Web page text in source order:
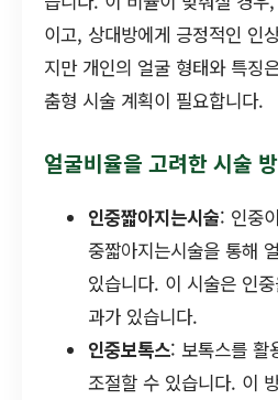
이고, 상대방에게 긍정적인 인
지만 개인의 얼굴 형태와 특징
춤형 시술 계획이 필요합니다.
얼굴비율을 고려한 시술
인중짧아지는시술: 인중
중짧아지는시술을 통해
있습니다. 이 시술은 인
과가 있습니다.
인중보톡스: 보톡스를 활
조절할 수 있습니다. 이